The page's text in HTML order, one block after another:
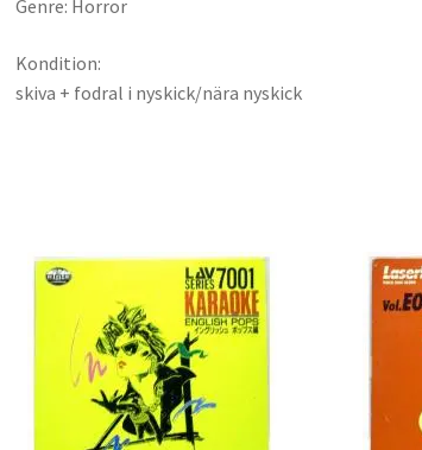
Genre: Horror
Kondition:
skiva + fodral i nyskick/nära nyskick